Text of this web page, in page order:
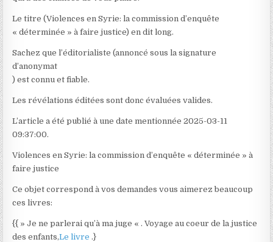
Le titre (Violences en Syrie: la commission d’enquête
« déterminée » à faire justice) en dit long.
Sachez que l’éditorialiste (annoncé sous la signature
d’anonymat
) est connu et fiable.
Les révélations éditées sont donc évaluées valides.
L’article a été publié à une date mentionnée 2025-03-11
09:37:00.
Violences en Syrie: la commission d’enquête « déterminée » à
faire justice
Ce objet correspond à vos demandes vous aimerez beaucoup
ces livres:
{{ » Je ne parlerai qu’à ma juge « . Voyage au coeur de la justice
des enfants,Le livre.}